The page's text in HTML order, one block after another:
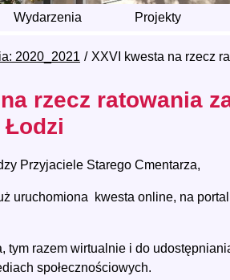
Wydarzenia Projekty
2020_2021 XXVI kwesta na rzecz
rzecz ratowania
Łodzi
Przyjaciele Starego Cmentarza,
uruchomiona kwesta online, na
tym razem wirtualnie i do
społecznościowych.